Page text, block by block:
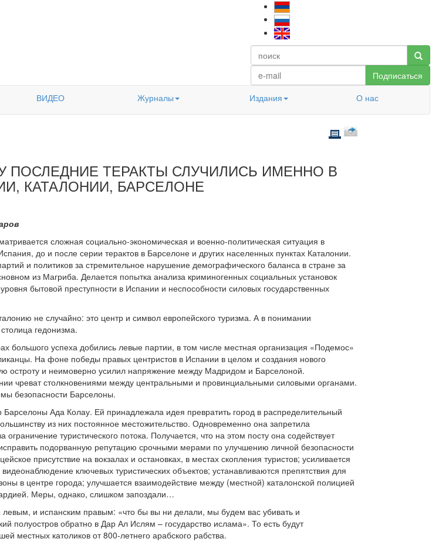
Подписаться
ВИДЕО Журналы Издания О нас
ПОСЛЕДНИЕ ТЕРАКТЫ СЛУЧИЛИСЬ ИМЕННО В
КАТАЛОНИИ, БАРСЕЛОНЕ
сложная социально-экономическая и военно-политическая ситуация в
до и после серии терактов в Барселоне и других населенных пунктах Каталонии.
и политиков за стремительное нарушение демографического баланса в стране за
из Магриба. Делается попытка анализа криминогенных социальных установок
бытовой преступности в Испании и неспособности силовых государственных
не случайно: это центр и символ европейского туризма. А в понимании
гедонизма.
большого успеха добились левые партии, в том числе местная организация «Подемос»
На фоне победы правых центристов в Испании в целом и создания нового
остроту и неимоверно усилил напряжение между Мадридом и Барселоной.
чреват столкновениями между центральными и провинциальными силовыми органами.
безопасности Барселоны.
Ада Колау. Ей принадлежала идея превратить город в распределительный
из них постоянное местожительство. Одновременно она запретила
ограничение туристического потока. Получается, что на этом посту она содействует
подорванную репутацию срочными мерами по улучшению личной безопасности
присутствие на вокзалах и остановках, в местах скопления туристов; усиливается
ключевых туристических объектов; устанавливаются препятствия для
в центре города; улучшается взаимодействие между (местной) каталонской полицией
Меры, однако, слишком запоздали…
левым, и испанским правым: «что бы вы ни делали, мы будем вас убивать и
полуостров обратно в Дар Ал Ислям – государство ислама». То есть будут
местных католиков от 800-летнего арабского рабства.